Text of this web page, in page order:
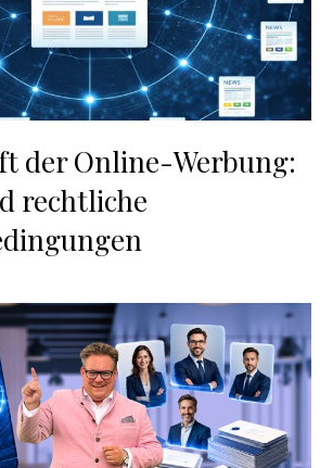
der Online-Werbung:
rechtliche